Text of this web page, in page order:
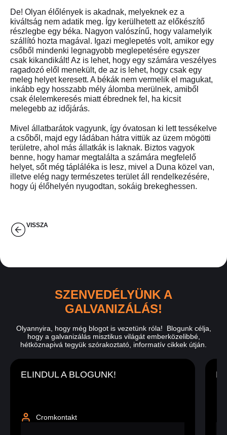
De! Olyan élőlények is akadnak, melyeknek ez a
kiváltság nem adatik meg. Így kerülhetett az előkészítő
részlegbe egy béka. Nagyon valószínű, hogy valamelyik
szállító hozta magával. Igazi meglepetés volt, amikor egy
csőből mindenki legnagyobb meglepetésére egyszer
csak kikandikált! Az is lehet, hogy egy számára veszélyes
ragadozó elől menekült, de az is lehet, hogy csak egy
meleg helyet keresett. A békák nem vermelik el magukat,
inkább egy hosszabb mély álomba merülnek, amiből
csak élelemkeresés miatt ébrednek fel, ha kicsit
melegebb az időjárás.
Mivel állatbarátok vagyunk, így óvatosan ki lett tessékelve
a csőből, majd egy ládában hátra vittük az üzem mögötti
területre, ahol más állatkák is laknak. Biztos vagyok
benne, hogy hamar megtalálta a számára megfelelő
helyet, sőt még tápláléka is lesz, mivel a Duna közel van,
illetve elég nagy természetes terület áll rendelkezésére,
hogy új élőhelyén nyugodtan, sokáig brekeghessen.
VISSZA
SZENVEDÉLYÜNK A
GALVANIZÁLÁS!
Olyannyira, hogy még blogot is vezetünk róla! Blogunk célja,
hogy a galvanizálás misztikus világát emberközelibbé,
hétköznapivá tegyük szórakoztató, informatív cikkek útján.
ELINDUL A BLOGUNK!
Cromkontakt